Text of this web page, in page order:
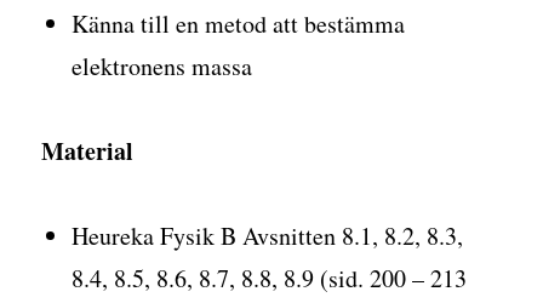
Känna till en metod att bestämma
elektronens massa
Material
Heureka Fysik B Avsnitten 8.1, 8.2, 8.3,
8.4, 8.5, 8.6, 8.7, 8.8, 8.9 (sid. 200 – 213